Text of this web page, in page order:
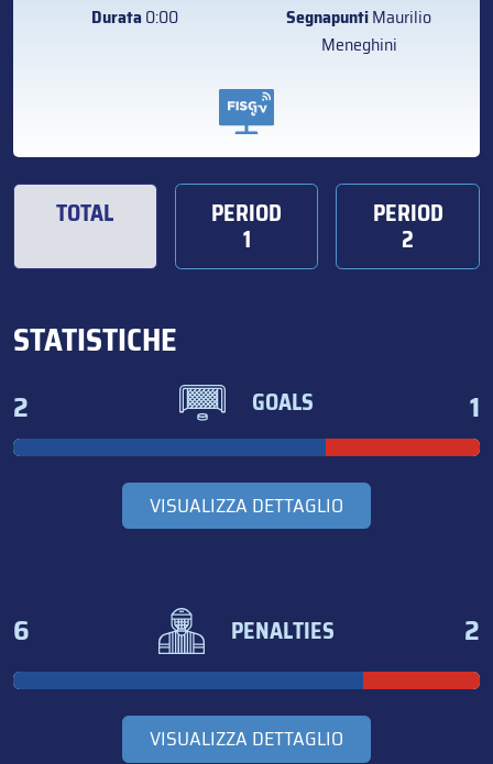
Durata0:00 SegnapuntiMaurilio
Meneghini
TOTAL PERIOD
1
PERIOD
2
STATISTICHE
2 GOALS 1
VISUALIZZA DETTAGLIO
6 PENALTIES 2
VISUALIZZA DETTAGLIO